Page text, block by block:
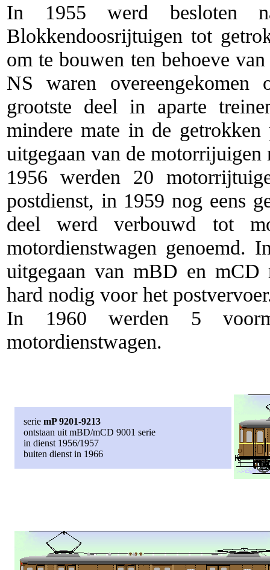
In 1955 werd besloten
Blokkendoosrijtuigen tot
om te bouwen ten behoeve
NS waren
grootste deel in aparte
mindere mate in de
uitgegaan van de
1956 werden 20
postdienst, in 1959 nog eens
deel werd verbouwd tot
motordienstwagen genoemd.
uitgegaan van mBD en mCD
hard nodig voor het
In 1960 werden 5
motordienstwagen.
serie mP 9201-9213
ontstaan uit mBD/mCD 9001 serie
in dienst 1956/1957
buiten dienst in 1966